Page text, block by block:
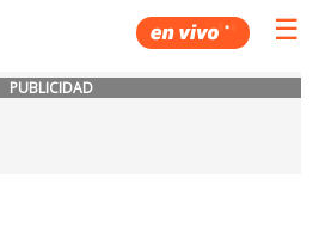
☰
PUBLICIDAD